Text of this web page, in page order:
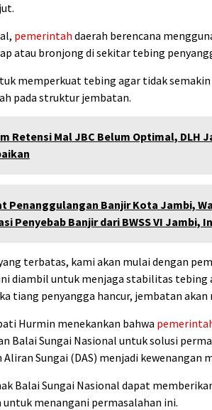
pemerintah daerah berencana
atau bronjong di sekitar tebing
memperkuat tebing agar tidak
pada struktur jembatan.
Retensi Mal JBC Belum Optimal, DLH
Penanggulangan Banjir Kota Jambi,
Penyebab Banjir dari BWSS VI Jambi,
terbatas, kami akan mulai dengan
diambil untuk menjaga stabilitas tebing
tiang penyangga hancur, jembatan akan
Hurmin menekankan bahwa
Balai Sungai Nasional untuk solusi
Sungai (DAS) menjadi kewenangan
Balai Sungai Nasional dapat
menangani permasalahan ini.